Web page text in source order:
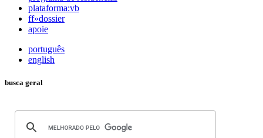
plataforma:vb
ff»dossier
apoie
português
english
busca geral